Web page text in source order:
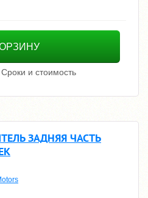
и стоимость
ЗАДНЯЯ ЧАСТЬ